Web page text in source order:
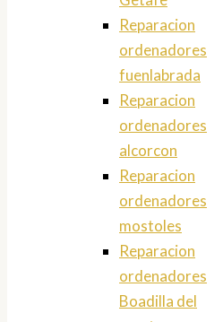
Reparacion
ordenadores
fuenlabrada
Reparacion
ordenadores
alcorcon
Reparacion
ordenadores
mostoles
Reparacion
ordenadores
Boadilla del